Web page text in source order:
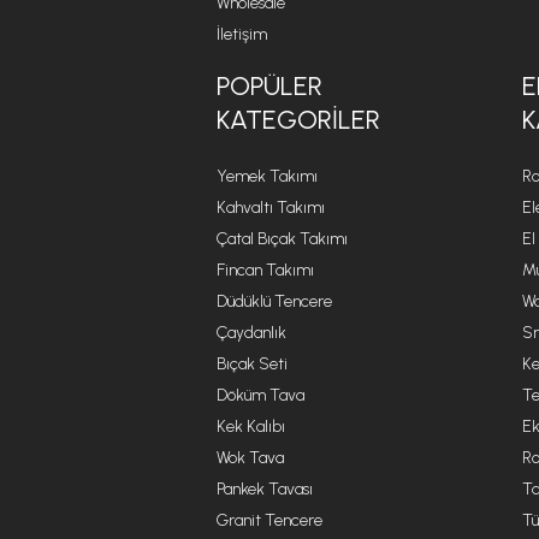
İletişim
POPÜLER
KATEGORILER
Yemek Takımı
Kahvaltı Takımı
Çatal Bıçak Takımı
Fincan Takımı
Düdüklü Tencere
Çaydanlık
Bıçak Seti
Döküm Tava
Kek Kalıbı
Wok Tava
Pankek Tavası
Granit Tencere